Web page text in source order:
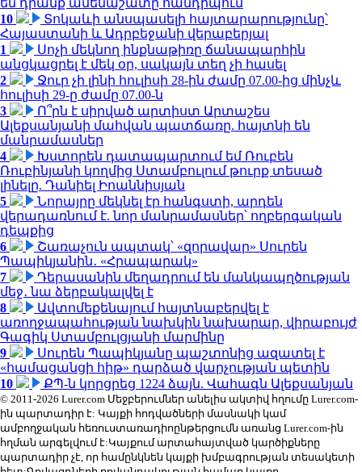
10
Տոկաևի անսպասելի հայտարարությունը՝
Հայաստանի և Ադրբեջանի վերաբերյալ
1
Սոչի մեկնող ինքնաթիռը ճանապարհին
անցկացրել է մեկ օր, սակայն տեղ չի հասել
2
Ջուր չի լինի հուլիսի 28-ին ժամը 07.00-ից մինչև
հուլիսի 29-ը ժամը 07.00-ն
3
Ո՞րն է սիրված արտիստ Արտաշես
Ալեքսանյանի մահվան պատճառը. հայտնի են
մանրամասներ
4
Խստորեն դատապարտում եմ Ռուբեն
Ռուբինյանի կողմից Ստամբուլում թուրք տեսած
լինելը. Դանիել Իոաննիսյան
5
Նորայրը մեկնել էր հանգստի, արդեն
վերադառնում է. նոր մանրամասներ՝ ողբերգական
դեպքից
6
Շառաչուն ապտակ՝ «զորավար» Սուրեն
Պապիկյանին․ «Հրապարակ»
7
Դերասանին մեղադրում են մանկապղծության
մեջ․ նա ձերբակալվել է
8
Ավտոմեքենայում հայտնաբերվել է
առողջապահության նախկին նախարար, վիրաբույժ
Գագիկ Ստամբուլցյանի մարմինը
9
Սուրեն Պապիկյանը պաշտոնից ազատել է
«համացանցի հիթ» դարձած վարչության պետին
10
ՔՊ-ն կորցրեց 1224 ձայն. Վահագն Ալեքսանյան
© 2011-2026 Lurer.com Մեջբերումներ անելիս ակտիվ հղումը Lurer.com-
ին պարտադիր է: Կայքի հոդվածների մասնակի կամ
ամբողջական հեռուստառադիոընթերցումն առանց Lurer.com-ին
հղման արգելվում է:Կայքում արտահայտված կարծիքները
պարտադիր չէ, որ համընկնեն կայքի խմբագրության տեսակետի